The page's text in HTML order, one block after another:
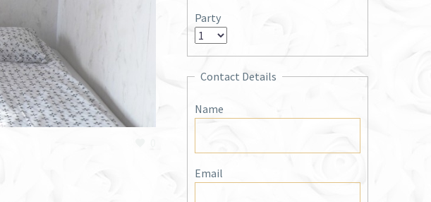
Party
Contact Details
Name
Email